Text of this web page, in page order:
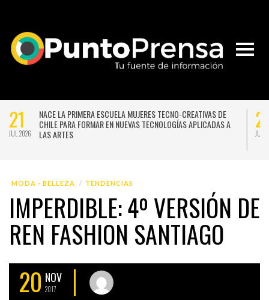
21
JUL 2026
NACE LA PRIMERA ESCUELA MUJERES TECNO-CREATIVAS DE
CHILE PARA FORMAR EN NUEVAS TECNOLOGÍAS APLICADAS A
LAS ARTES
JUL
MODA - BELLEZA TENDENCIAS
IMPERDIBLE: 4º VERSIÓN DE
REN FASHION SANTIAGO
20 NOV
2017